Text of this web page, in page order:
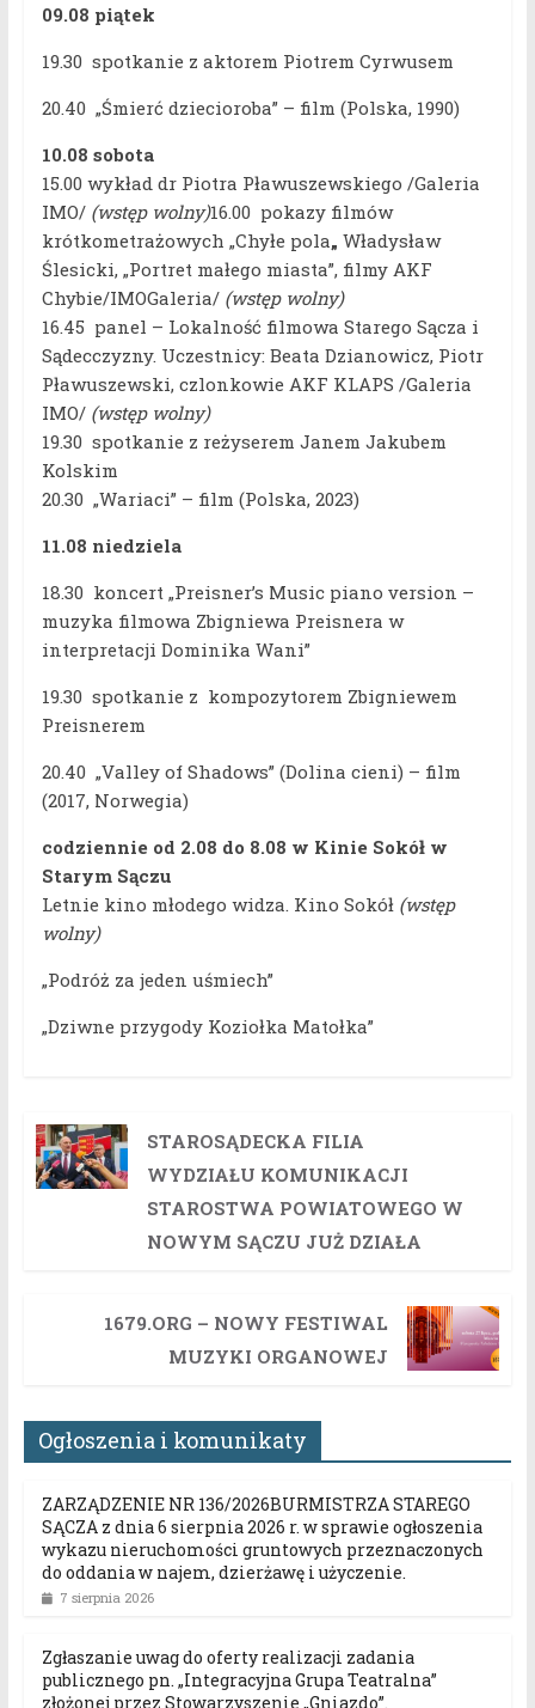
09.08 piątek
19.30 spotkanie z aktorem Piotrem Cyrwusem
20.40 „Śmierć dziecioroba” – film (Polska, 1990)
10.08 sobota
15.00 wykład dr Piotra Pławuszewskiego /Galeria
IMO/ (wstęp wolny)16.00 pokazy filmów
krótkometrażowych „Chyłe pola„ Władysław
Ślesicki, „Portret małego miasta”, filmy AKF
Chybie/IMOGaleria/ (wstęp wolny)
16.45 panel – Lokalność filmowa Starego Sącza i
Sądecczyzny. Uczestnicy: Beata Dzianowicz, Piotr
Pławuszewski, czlonkowie AKF KLAPS /Galeria
IMO/ (wstęp wolny)
19.30 spotkanie z reżyserem Janem Jakubem
Kolskim
20.30 „Wariaci” – film (Polska, 2023)
11.08 niedziela
18.30 koncert „Preisner’s Music piano version –
muzyka filmowa Zbigniewa Preisnera w
interpretacji Dominika Wani”
19.30 spotkanie z kompozytorem Zbigniewem
Preisnerem
20.40 „Valley of Shadows” (Dolina cieni) – film
(2017, Norwegia)
codziennie od 2.08 do 8.08 w Kinie Sokół w
Starym Sączu
Letnie kino młodego widza. Kino Sokół (wstęp
wolny)
„Podróż za jeden uśmiech”
„Dziwne przygody Koziołka Matołka”
STAROSĄDECKA FILIA
WYDZIAŁU KOMUNIKACJI
STAROSTWA POWIATOWEGO W
NOWYM SĄCZU JUŻ DZIAŁA
1679.ORG – NOWY FESTIWAL
MUZYKI ORGANOWEJ
Ogłoszenia i komunikaty
ZARZĄDZENIE NR 136/2026BURMISTRZA STAREGO
SĄCZA z dnia 6 sierpnia 2026 r. w sprawie ogłoszenia
wykazu nieruchomości gruntowych przeznaczonych
do oddania w najem, dzierżawę i użyczenie.
7 sierpnia 2026
Zgłaszanie uwag do oferty realizacji zadania
publicznego pn. „Integracyjna Grupa Teatralna”
złożonej przez Stowarzyszenie „Gniazdo”.